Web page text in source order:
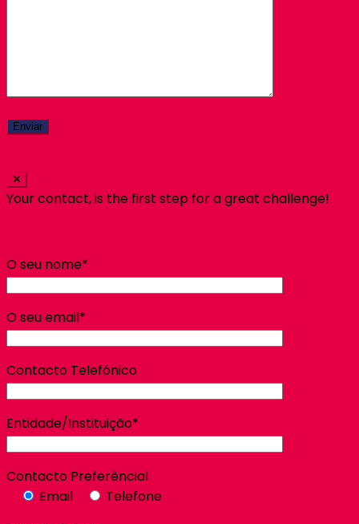
Your contact, is the first step for a great challenge!
O seu nome*
O seu email*
Contacto Telefónico
Entidade/Instituição*
Contacto Preferêncial
Email
Telefone